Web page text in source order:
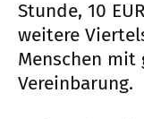
Stunde, 10
weitere
Menschen mit
Vereinbarung.